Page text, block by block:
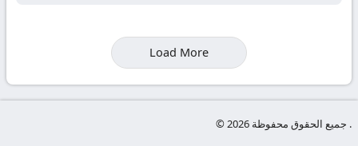
Load More
© جميع الحقوق محفوظة 2026 .